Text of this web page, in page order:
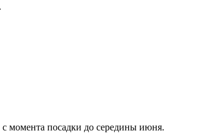
момента посадки до середины июня.